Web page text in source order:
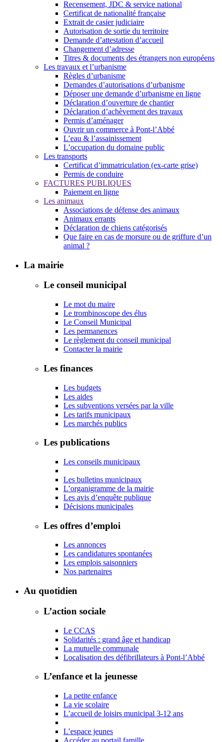
Recensement, JDC & service national
Certificat de nationalité française
Extrait de casier judiciaire
Autorisation de sortie du territoire
Demande d’attestation d’accueil
Changement d’adresse
Titres & documents des étrangers non européens
Les travaux et l’urbanisme
Règles d’urbanisme
Demandes d’autorisations d’urbanisme
Déposer une demande d’urbanisme en ligne
Déclaration d’ouverture de chantier
Déclaration d’achèvement des travaux
Permis d’aménager
Ouvrir un commerce à Pont-l’Abbé
L’eau & l’assainissement
L’occupation du domaine public
Les transports
Certificat d’immatriculation (ex-carte grise)
Permis de conduire
FACTURES PUBLIQUES
Paiement en ligne
Les animaux
Associations de défense des animaux
Animaux errants
Déclaration de chiens catégorisés
Que faire en cas de morsure ou de griffure d’un
animal ?
La mairie
Le conseil municipal
Le mot du maire
Le trombinoscope des élus
Le Conseil Municipal
Les permanences
Le règlement du conseil municipal
Contacter la mairie
Les finances
Les budgets
Les aides
Les subventions versées par la ville
Les tarifs municipaux
Les marchés publics
Les publications
Les conseils municipaux
Les bulletins municipaux
L’organigramme de la mairie
Les avis d’enquête publique
Décisions municipales
Les offres d’emploi
Les annonces
Les candidatures spontanées
Les emplois saisonniers
Nos partenaires
Au quotidien
L’action sociale
Le CCAS
Solidarités : grand âge et handicap
La mutuelle communale
Localisation des défibrillateurs à Pont-l’Abbé
L’enfance et la jeunesse
La petite enfance
La vie scolaire
L’accueil de loisirs municipal 3-12 ans
L’espace jeunes
Accéder au portail famille